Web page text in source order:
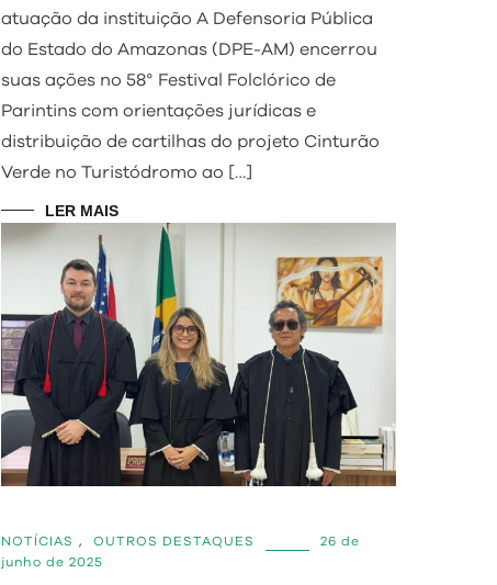
atuação da instituição A Defensoria Pública
do Estado do Amazonas (DPE-AM) encerrou
suas ações no 58° Festival Folclórico de
Parintins com orientações jurídicas e
distribuição de cartilhas do projeto Cinturão
Verde no Turistódromo ao […]
LER MAIS
NOTÍCIAS , OUTROS DESTAQUES
26 de
junho de 2025